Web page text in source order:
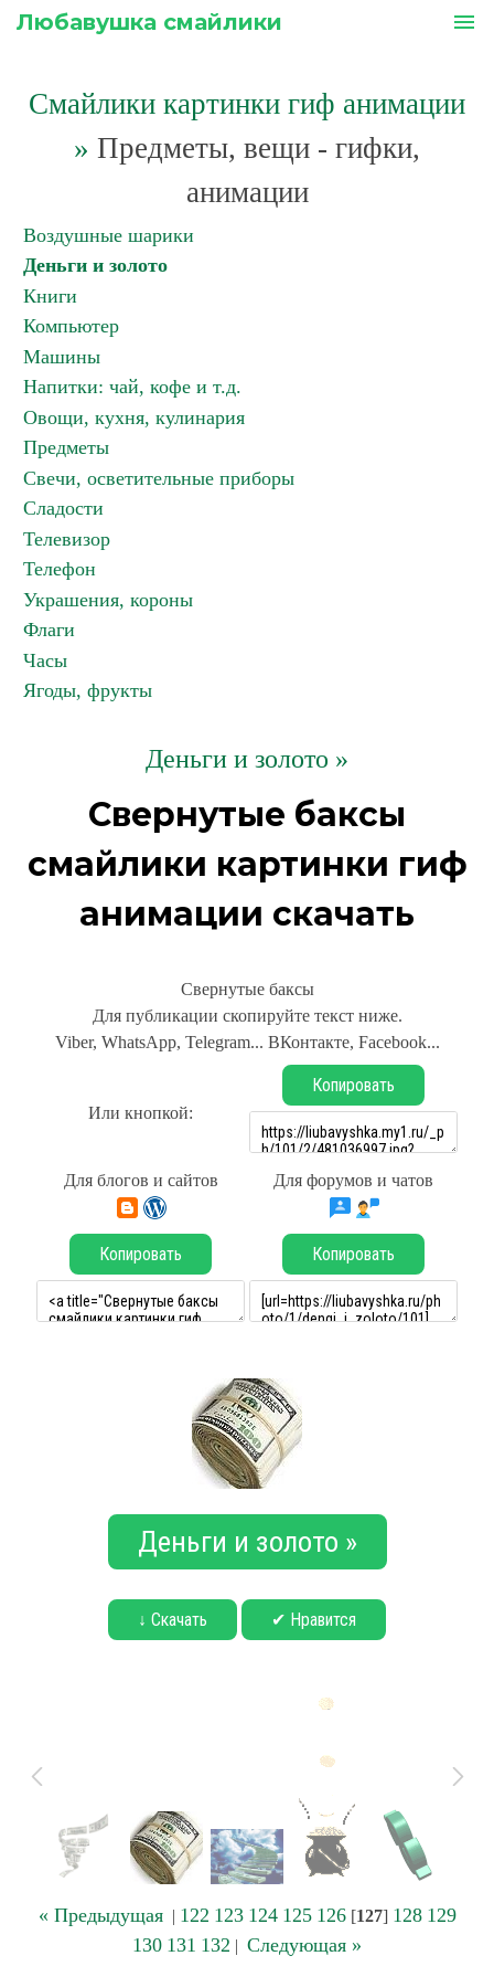
Любавушка смайлики menu
Смайлики картинки гиф анимации
» Предметы, вещи - гифки,
анимации
Воздушные шарики
Деньги и золото
Книги
Компьютер
Машины
Напитки: чай, кофе и т.д.
Овощи, кухня, кулинария
Предметы
Свечи, осветительные приборы
Сладости
Телевизор
Телефон
Украшения, короны
Флаги
Часы
Ягоды, фрукты
Деньги и золото »
Свернутые баксы
смайлики картинки гиф
анимации скачать
Свернутые баксы
Для публикации скопируйте текст ниже.
Viber, WhatsApp, Telegram... ВКонтакте, Facebook...
Или кнопкой:
Копировать
Для блогов и сайтов Для форумов и чатов
Копировать Копировать
Деньги и золото »
↓ Скачать ✔ Нравится
« Предыдущая| 122 123 124 125 126[127] 128 129
130 131 132 | Следующая »